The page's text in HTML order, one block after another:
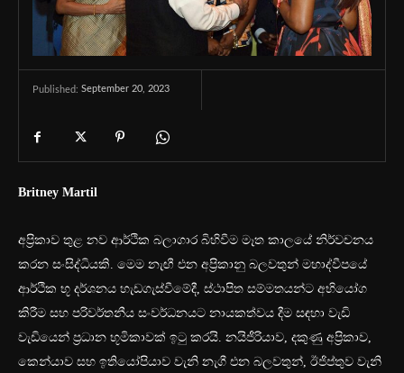
Published: September 20, 2023
Britney Martil
අප්‍රිකාව තුළ නව ආර්ථික බලාගාර බිහිවීම මෑත කාලයේ නිර්වචනය
කරන සංසිද්ධියකි. මෙම නැඟී එන අප්‍රිකානු බලවතුන් මහාද්වීපයේ
ආර්ථික භූ දර්ශනය හැඩගැස්වීමේදී, ස්ථාපිත සම්මතයන්ට අභියෝග
කිරීම සහ පරිවර්තනීය සංවර්ධනයට නායකත්වය දීම සඳහා වැඩි
වැඩියෙන් ප්‍රධාන භූමිකාවක් ඉටු කරයි. නයිජීරියාව, දකුණු අප්‍රිකාව,
කෙන්යාව සහ ඉතියෝපියාව වැනි නැගී එන බලවතුන්, ඊජිප්තුව වැනි